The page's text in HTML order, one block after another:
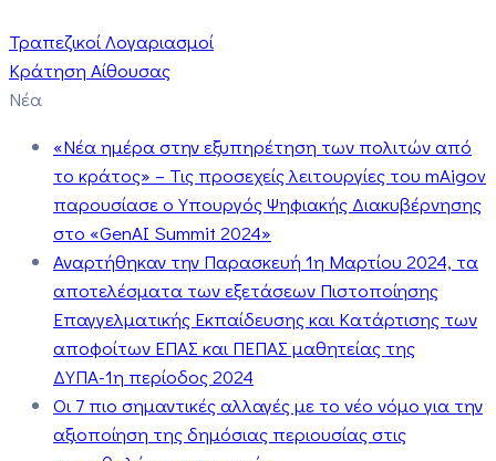
Τραπεζικοί Λογαριασμοί
Κράτηση Αίθουσας
Νέα
«Νέα ημέρα στην εξυπηρέτηση των πολιτών από
το κράτος» – Τις προσεχείς λειτουργίες του mAigov
παρουσίασε ο Υπουργός Ψηφιακής Διακυβέρνησης
στο «GenAI Summit 2024»
Αναρτήθηκαν την Παρασκευή 1η Μαρτίου 2024, τα
αποτελέσματα των εξετάσεων Πιστοποίησης
Επαγγελματικής Εκπαίδευσης και Κατάρτισης των
αποφοίτων ΕΠΑΣ και ΠΕΠΑΣ μαθητείας της
ΔΥΠΑ-1η περίοδος 2024
Οι 7 πιο σημαντικές αλλαγές με το νέο νόμο για την
αξιοποίηση της δημόσιας περιουσίας στις